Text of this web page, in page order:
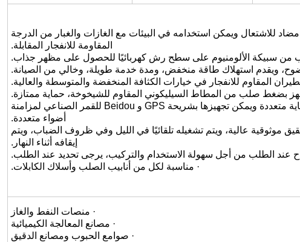
للاشتعال ويمكن استخدامه في البيئات مع الغازات والغبار من الدرجة
المقاومة للانفجار المقابلة.
من سبيكة الألومنيوم على سطح رش كهربائيًا للحصول على مظهر جذاب.
المقاوم للانفجار في خيارات الكثافة المنخفضة والمتوسطة والعالية.
بضغط صلب من المطاط السيليكوني المقاوم للشيخوخة، حماية ممتازة.
· يحتوي على شريحة متكاملة مع دوائر حماية متعددة ويمكن تجهيزها بشريحة GPS و Beidou للقمر الصناعي لمزامنة
أضواء متعددة.
موثوقية عالية، ويتم تشغيله تلقائيًا في الليل وفي ظروف الضباب، ويتم
إيقافه أثناء النهار.
عند الطلب من أجل سهولة الاستخدام والتركيب، يرجى تحديد عند الطلب.
· مناسبة لكل من أنابيب الصلب وأسلاك الكابلات.
· منصات النفط والغاز
· مصانع المعالجة الكيميائية
· صوامع الحبوب ومصانع الدقيق